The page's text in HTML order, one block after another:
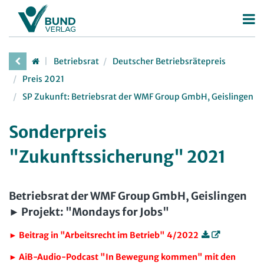
Betriebsrat
Betriebsratswahl
Betriebsratsarbeit
Arbeitsschutz
Beschäftigtendatenschutz
Personalrat
Deutscher Personalräte-Preis
Personalvertretungsrecht
TVöD | TV-L
Beschäftigtendatenschutz
Lexikon
JAV
Arbeit in der JAV
SBV
Arbeit in der SBV
MAV
Zeitschriften
Betriebsratswissen online
Software
Betriebsrat
Deutscher Betriebsrätepreis
Preis 2021
SP Zukunft: Betriebsrat der WMF Group GmbH, Geislingen
Sonderpreis
"Zukunftssicherung" 2021
Betriebsrat der WMF Group GmbH, Geislingen
► Projekt: "Mondays for Jobs"
► Beitrag in "Arbeitsrecht im Betrieb" 4/2022
► AiB-Audio-Podcast "In Bewegung kommen" mit den